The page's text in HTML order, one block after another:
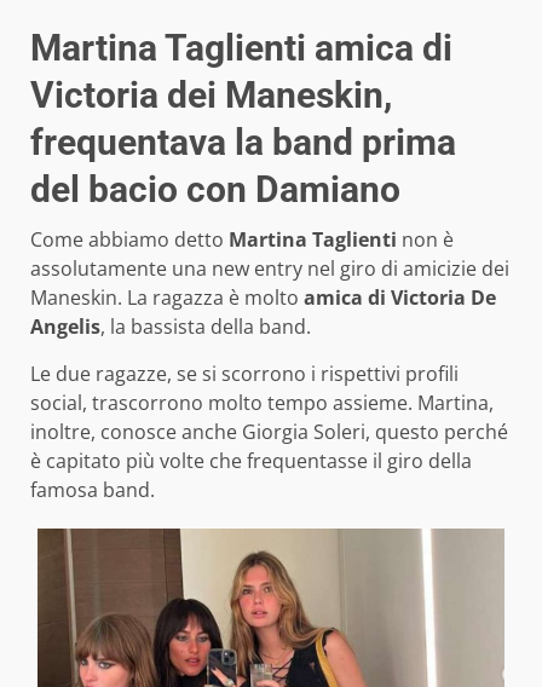
Martina Taglienti amica di
Victoria dei Maneskin,
frequentava la band prima
del bacio con Damiano
Come abbiamo detto Martina Taglienti non è
assolutamente una new entry nel giro di amicizie dei
Maneskin. La ragazza è molto amica di Victoria De
Angelis, la bassista della band.
Le due ragazze, se si scorrono i rispettivi profili
social, trascorrono molto tempo assieme. Martina,
inoltre, conosce anche Giorgia Soleri, questo perché
è capitato più volte che frequentasse il giro della
famosa band.